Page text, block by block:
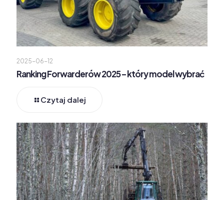
2025-06-12
Ranking Forwarderów 2025 – który model wybrać
Czytaj dalej